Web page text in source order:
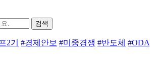
검색
2기 #경제안보 #미중경쟁 #반도체 #ODA